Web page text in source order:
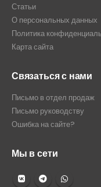
Статьи
О персональных данных
Политика
Карта сайта
Связаться с нами
Письмо в отдел продаж
Письмо руководству
Ошибка на сайте?
Мы в сети